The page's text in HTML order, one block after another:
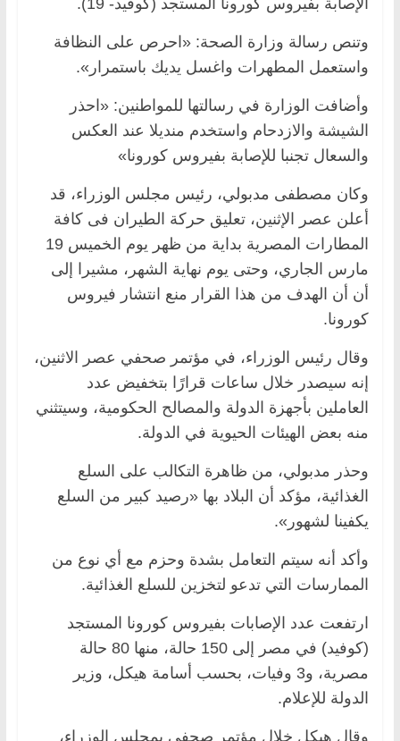
وتنص رسالة وزارة الصحة: «احرص على النظافة
واستعمل المطهرات واغسل يديك باستمرار».
وأضافت الوزارة في رسالتها للمواطنين: «احذر
الشيشة والازدحام واستخدم منديلا عند العكس
والسعال تجنبا للإصابة بفيروس كورونا»
وكان مصطفى مدبولي، رئيس مجلس الوزراء، قد
أعلن عصر الإثنين، تعليق حركة الطيران فى كافة
المطارات المصرية بداية من ظهر يوم الخميس 19
مارس الجاري، وحتى يوم نهاية الشهر، مشيرا إلى
أن أن الهدف من هذا القرار منع انتشار فيروس
كورونا.
وقال رئيس الوزراء، في مؤتمر صحفي عصر الاثنين،
إنه سيصدر خلال ساعات قرارًا بتخفيض عدد
العاملين بأجهزة الدولة والمصالح الحكومية، وسيتثني
منه بعض الهيئات الحيوية في الدولة.
وحذر مدبولي، من ظاهرة التكالب على السلع
الغذائية، مؤكد أن البلاد بها «رصيد كبير من السلع
يكفينا لشهور».
وأكد أنه سيتم التعامل بشدة وحزم مع أي نوع من
الممارسات التي تدعو لتخزين للسلع الغذائية.
ارتفعت عدد الإصابات بفيروس كورونا المستجد
(كوفيد) في مصر إلى 150 حالة، منها 80 حالة
مصرية، و3 وفيات، بحسب أسامة هيكل، وزير
الدولة للإعلام.
وقال هيكل خلال مؤتمر صحفي بمجلس الوزراء،